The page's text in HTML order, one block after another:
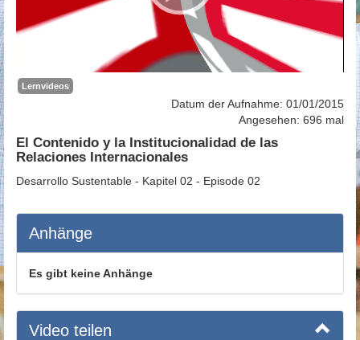
Lernvideos
Datum der Aufnahme: 01/01/2015
Angesehen: 696 mal
El Contenido y la Institucionalidad de las
Relaciones Internacionales
Desarrollo Sustentable - Kapitel 02 - Episode 02
Anhänge
Es gibt keine Anhänge
Video teilen